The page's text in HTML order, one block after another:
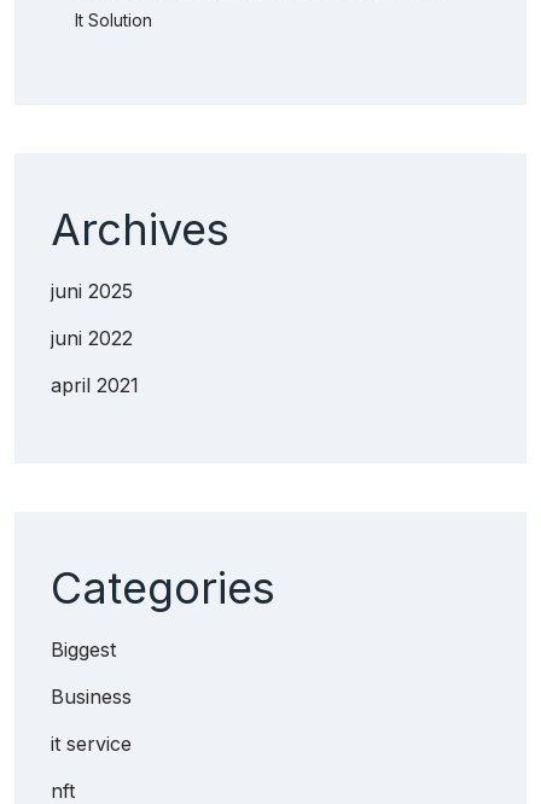
It Solution
Archives
juni 2025
juni 2022
april 2021
Categories
Biggest
Business
it service
nft